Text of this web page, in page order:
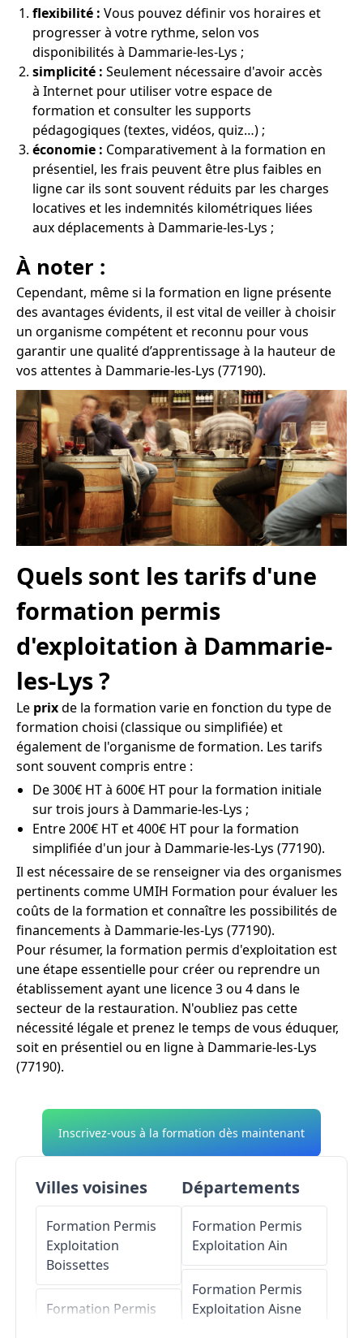
flexibilité : Vous pouvez définir vos horaires et
progresser à votre rythme, selon vos
disponibilités à Dammarie-les-Lys ;
simplicité : Seulement nécessaire d'avoir accès
à Internet pour utiliser votre espace de
formation et consulter les supports
pédagogiques (textes, vidéos, quiz…) ;
économie : Comparativement à la formation en
présentiel, les frais peuvent être plus faibles en
ligne car ils sont souvent réduits par les charges
locatives et les indemnités kilométriques liées
aux déplacements à Dammarie-les-Lys ;
À noter :
Cependant, même si la formation en ligne présente
des avantages évidents, il est vital de veiller à choisir
un organisme compétent et reconnu pour vous
garantir une qualité d’apprentissage à la hauteur de
vos attentes à Dammarie-les-Lys (77190).
Quels sont les tarifs d'une
formation permis
d'exploitation à Dammarie-
les-Lys ?
Le prixde la formation varie en fonction du type de
formation choisi (classique ou simplifiée) et
également de l'organisme de formation. Les tarifs
sont souvent compris entre :
De 300€ HT à 600€ HT pour la formation initiale
sur trois jours à Dammarie-les-Lys ;
Entre 200€ HT et 400€ HT pour la formation
simplifiée d'un jour à Dammarie-les-Lys (77190).
Il est nécessaire de se renseigner via des organismes
pertinents comme UMIH Formation pour évaluer les
coûts de la formation et connaître les possibilités de
financements à Dammarie-les-Lys (77190).
Pour résumer, la formation permis d'exploitation est
une étape essentielle pour créer ou reprendre un
établissement ayant une licence 3 ou 4 dans le
secteur de la restauration. N'oubliez pas cette
nécessité légale et prenez le temps de vous éduquer,
soit en présentiel ou en ligne à Dammarie-les-Lys
(77190).
Inscrivez-vous à la formation dès maintenant
Villes voisines
Formation Permis
Exploitation
Boissettes
Formation Permis
Départements
Formation Permis
Exploitation Ain
Formation Permis
Exploitation Aisne